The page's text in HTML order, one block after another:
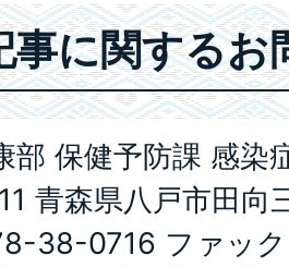
事に関するお
部 保健予防課 感染
青森県八戸市田向
38-0716 ファッ